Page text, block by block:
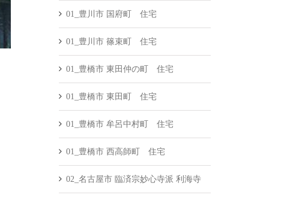
01_豊川市 国府町 住宅
01_豊川市 篠束町 住宅
01_豊橋市 東田仲の町 住宅
01_豊橋市 東田町 住宅
01_豊橋市 牟呂中村町 住宅
01_豊橋市 西高師町 住宅
02_名古屋市 臨済宗妙心寺派 利海寺